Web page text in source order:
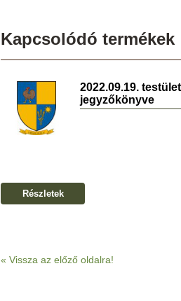
Kapcsolódó termékek
2022.09.19.
jegyzőkönyve
Részletek
« Vissza az előző oldalra!